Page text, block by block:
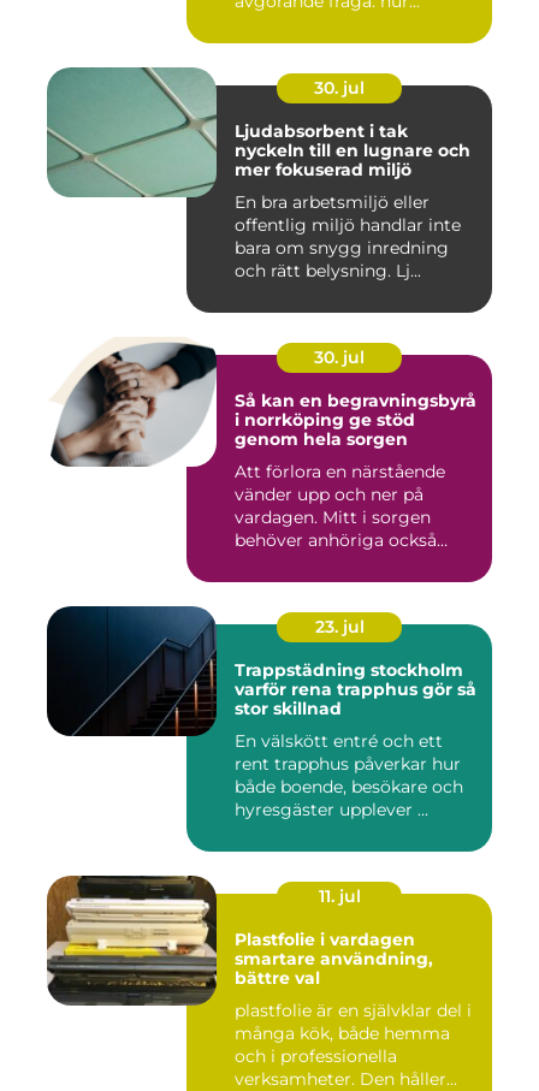
30. jul
Ljudabsorbent i tak
nyckeln till en lugnare och
mer fokuserad miljö
En bra arbetsmiljö eller
offentlig miljö handlar inte
bara om snygg inredning
och rätt belysning. Lj...
30. jul
Så kan en begravningsbyrå
i norrköping ge stöd
genom hela sorgen
Att förlora en närstående
vänder upp och ner på
vardagen. Mitt i sorgen
behöver anhöriga också
23. jul
Trappstädning stockholm
varför rena trapphus gör så
stor skillnad
En välskött entré och ett
rent trapphus påverkar hur
både boende, besökare och
hyresgäster upplever ...
11. jul
Plastfolie i vardagen
smartare användning,
bättre val
plastfolie är en självklar del i
många kök, både hemma
och i professionella
verksamheter. Den håller...